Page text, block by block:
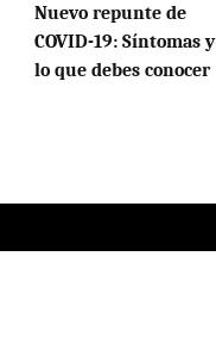
Nuevo repunte de
COVID-19: Síntomas y
lo que debes conocer